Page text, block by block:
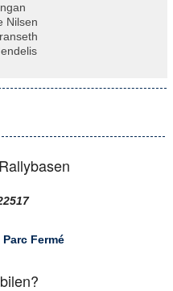
Nilsen
Parc Fermé